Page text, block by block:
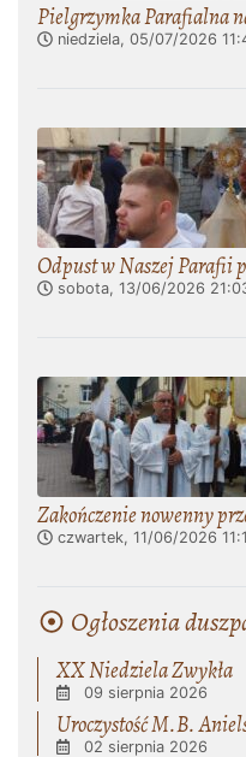
Pielgrzymka Parafialna
niedziela, 05/07/2026
Odpust w Naszej Parafii
sobota, 13/06/2026
Zakończenie nowenny
czwartek, 11/06/2026
Ogłoszenia
XX Niedziela Zwykła
09 sierpnia 2026
Uroczystość M.B.
02 sierpnia 2026